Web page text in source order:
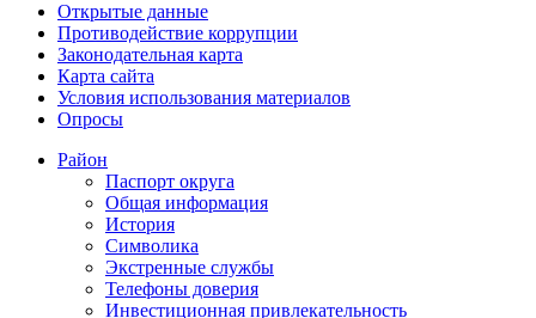
Открытые данные
Противодействие коррупции
Законодательная карта
Карта сайта
Условия использования материалов
Опросы
Район
Паспорт округа
Общая информация
История
Символика
Экстренные службы
Телефоны доверия
Инвестиционная привлекательность